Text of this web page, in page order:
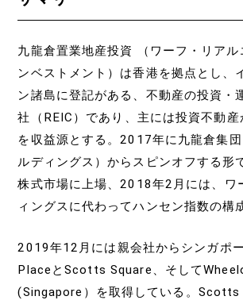
九龍倉置業地産投資 （ワーフ・リアル
ンベストメント）は香港を拠点とし、
ン諸島に登記がある、不動産の投資・
社（REIC）であり、主には投資不動産
を収益源とする。2017年に九龍倉集
ルディングス）からスピンオフする形
株式市場に上場、2018年2月には、ワ
ィングスに代わってハンセン指数の構
2019年12月には親会社からシンガポ
PlaceとScotts Square、そして
(Singapore）を取得している。Scotts